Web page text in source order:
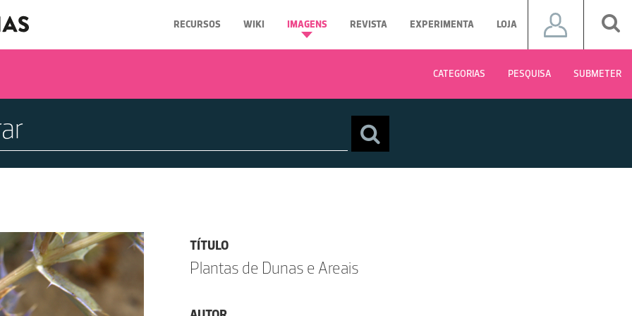
RECURSOS WIKI IMAGENS REVISTA EXPERIMENTA LOJA
CATEGORIAS PESQUISA SUBMETER
TÍTULO
Plantas de Dunas e Areais